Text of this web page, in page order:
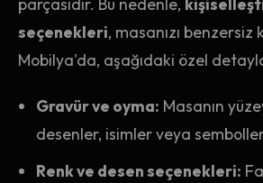
parçasıdır. Bu nedenle,
seçenekleri, masanızı benzersiz
Mobilya'da, aşağıdaki özel
Gravür ve oyma: Masanın
desenler, isimler veya
Renk ve desen seçenekleri: